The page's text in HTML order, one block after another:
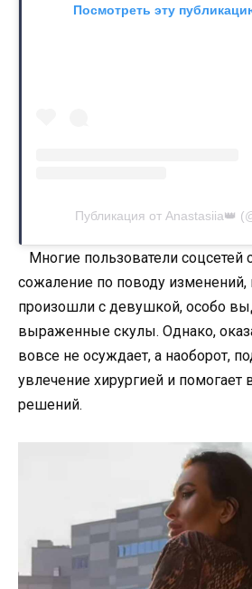
Посмотреть эту
Публикация от Anastasiia👑
Многие пользователи соцсетей
сожаление по поводу изменений,
произошли с девушкой, особо
выраженные скулы. Однако,
вовсе не осуждает, а наоборот,
увлечение хирургией и помогает
решений.